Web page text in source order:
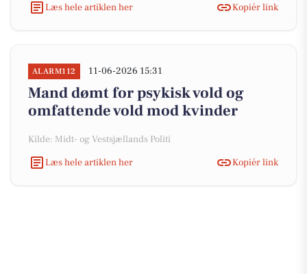
Læs hele artiklen her
Kopiér link
ALARM112 11-06-2026 15:31
Mand dømt for psykisk vold og
omfattende vold mod kvinder
Kilde: Midt- og Vestsjællands Politi
Læs hele artiklen her
Kopiér link